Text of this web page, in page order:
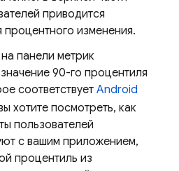
приводится
процентного изменения.
панели метрик
90-го процентиля
соответствует Android
хотите посмотреть, как
пользователей
с вашим приложением,
процентиль из